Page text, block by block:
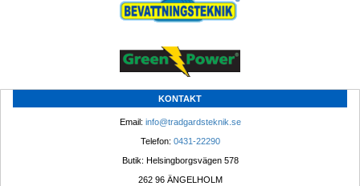
KONTAKT
Email: info@tradgardsteknik.se
Telefon: 0431-22290
Butik: Helsingborgsvägen 578
262 96 ÄNGELHOLM